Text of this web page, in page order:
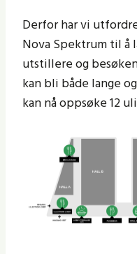
Derfor har vi
Nova Spektrum til å
utstillere og
kan bli både lange
kan nå oppsøke 12